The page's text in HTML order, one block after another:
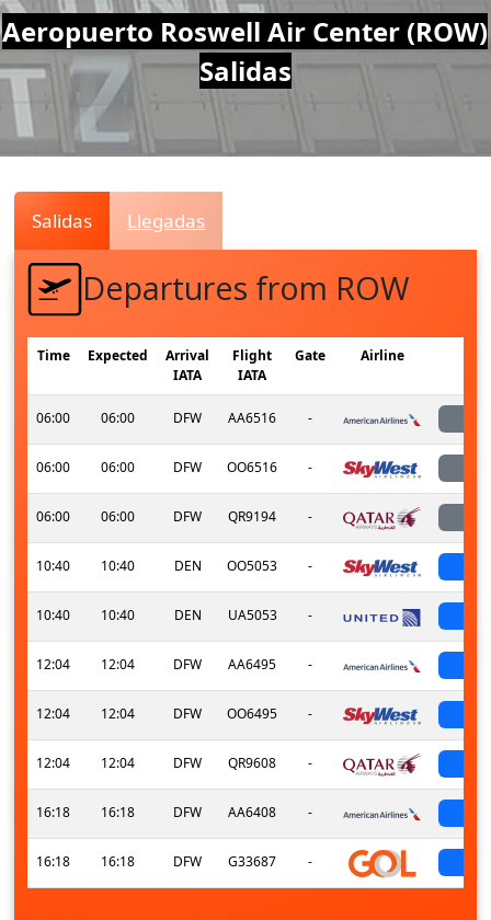
Air
Traffic
Live
Aeropuerto Roswell Air Center (ROW)
Salidas
Salidas Llegadas
Departures from ROW
Time Expected
Arrival
IATA
Flight
IATA
Gate Airline
06:00 06:00 DFW AA6516 -
06:00 06:00 DFW OO6516 -
06:00 06:00 DFW QR9194 -
10:40 10:40 DEN OO5053 -
10:40 10:40 DEN UA5053 -
12:04 12:04 DFW AA6495 -
12:04 12:04 DFW OO6495 -
12:04 12:04 DFW QR9608 -
16:18 16:18 DFW AA6408 -
16:18 16:18 DFW G33687 -